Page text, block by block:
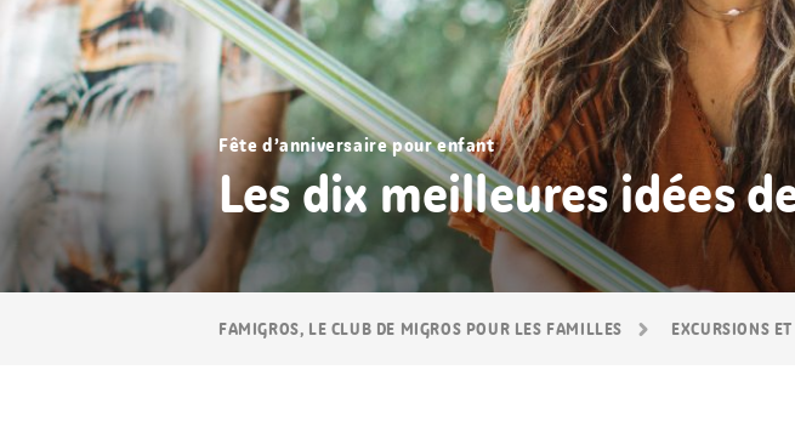
FAMIGROS, LE CLUB DE MIGROS POUR LES FAMILLES EXCURSIONS
Fête d’anniversaire pour enfant
Les dix meilleures idées